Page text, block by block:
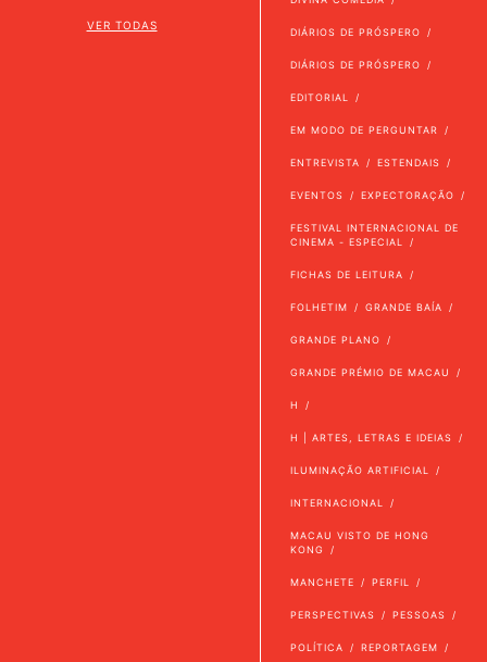
VER TODAS
DIÁRIOS DE PRÓSPERO
DIÁRIOS DE PRÓSPERO
EDITORIAL
EM MODO DE PERGUNTAR
ENTREVISTA ESTENDAIS
EVENTOS EXPECTORAÇÃO
FESTIVAL INTERNACIONAL DE
CINEMA - ESPECIAL
FICHAS DE LEITURA
FOLHETIM GRANDE BAÍA
GRANDE PLANO
GRANDE PRÉMIO DE MACAU
H
H | ARTES, LETRAS E IDEIAS
ILUMINAÇÃO ARTIFICIAL
INTERNACIONAL
MACAU VISTO DE HONG
KONG
MANCHETE PERFIL
PERSPECTIVAS PESSOAS
POLÍTICA REPORTAGEM